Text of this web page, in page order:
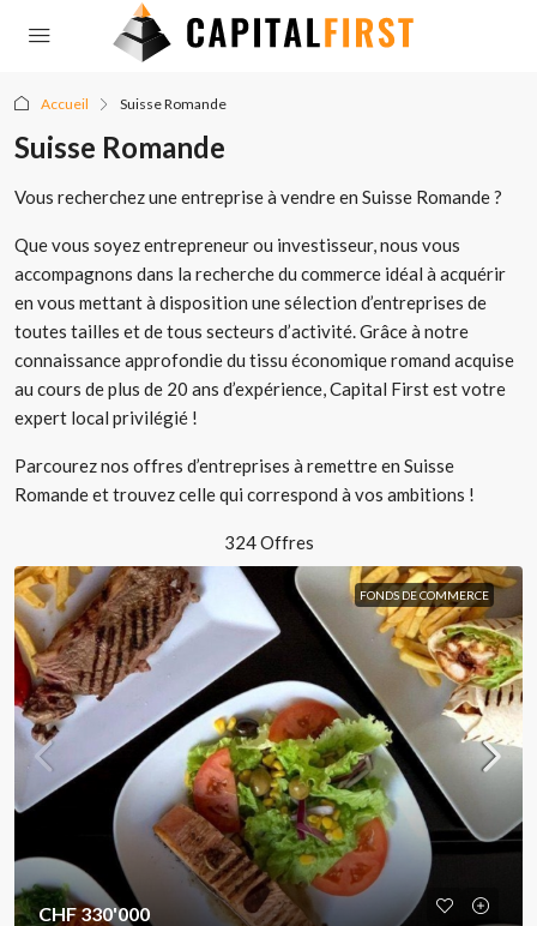
Accueil Suisse Romande
Suisse Romande
Vous recherchez une entreprise à vendre en Suisse Romande ?
Que vous soyez entrepreneur ou investisseur, nous vous
accompagnons dans la recherche du commerce idéal à acquérir
en vous mettant à disposition une sélection d’entreprises de
toutes tailles et de tous secteurs d’activité. Grâce à notre
connaissance approfondie du tissu économique romand acquise
au cours de plus de 20 ans d’expérience, Capital First est votre
expert local privilégié !
Parcourez nos offres d’entreprises à remettre en Suisse
Romande et trouvez celle qui correspond à vos ambitions !
324 Offres
FONDS DE COMMERCE
CHF 330'000